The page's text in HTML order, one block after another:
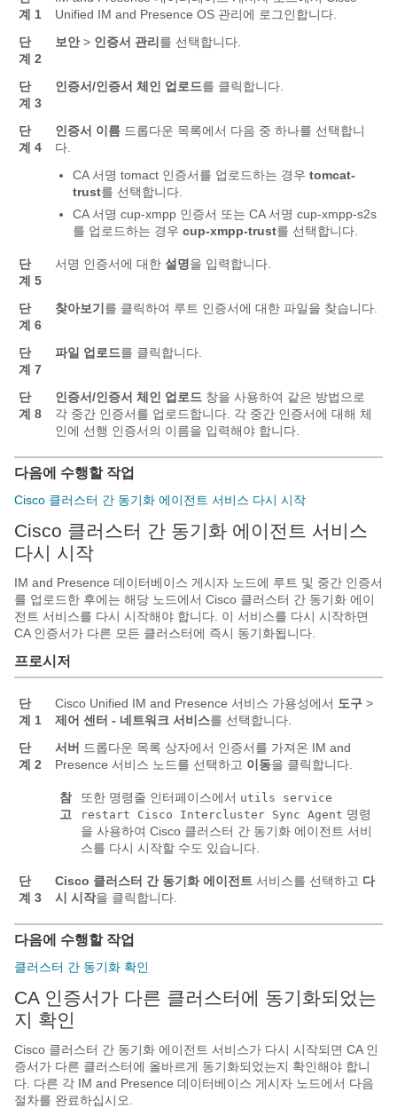
계 1
Unified IM and Presence OS 관리에 로그인합니다.
단
계 2
보안> 인증서 관리 를 선택합니다.
단
계 3
인증서/인증서 체인 업로드를 클릭합니다.
단
계 4
인증서 이름 드롭다운 목록에서 다음 중 하나를 선택합니
다.
CA 서명 tomact 인증서를 업로드하는 경우 tomcat-
trust를 선택합니다.
CA 서명 cup-xmpp 인증서 또는 CA 서명 cup-xmpp-s2s
를 업로드하는 경우 cup-xmpp-trust를 선택합니다.
단
계 5
서명 인증서에 대한 설명을 입력합니다.
단
계 6
찾아보기 를 클릭하여 루트 인증서에 대한 파일을 찾습니다.
단
계 7
파일 업로드를 클릭합니다.
단
계 8
인증서/인증서 체인 업로드 창을 사용하여 같은 방법으로
각 중간 인증서를 업로드합니다. 각 중간 인증서에 대해 체
인에 선행 인증서의 이름을 입력해야 합니다.
다음에 수행할 작업
Cisco 클러스터 간 동기화 에이전트 서비스 다시 시작
Cisco 클러스터 간 동기화 에이전트 서비스
다시 시작
IM and Presence 데이터베이스 게시자 노드에 루트 및 중간 인증서
를 업로드한 후에는 해당 노드에서 Cisco 클러스터 간 동기화 에이
전트 서비스를 다시 시작해야 합니다. 이 서비스를 다시 시작하면
CA 인증서가 다른 모든 클러스터에 즉시 동기화됩니다.
프로시저
단
계 1
Cisco Unified IM and Presence 서비스 가용성에서 도구 >
제어 센터 - 네트워크 서비스를 선택합니다.
단
계 2
서버 드롭다운 목록 상자에서 인증서를 가져온 IM and
Presence 서비스 노드를 선택하고 이동을 클릭합니다.
참
고
또한 명령줄 인터페이스에서 utils service
restart Cisco Intercluster Sync Agent 명령
을 사용하여 Cisco 클러스터 간 동기화 에이전트 서비
스를 다시 시작할 수도 있습니다.
단
계 3
Cisco 클러스터 간 동기화 에이전트 서비스를 선택하고 다
시 시작을 클릭합니다.
다음에 수행할 작업
클러스터 간 동기화 확인
CA 인증서가 다른 클러스터에 동기화되었는
지 확인
Cisco 클러스터 간 동기화 에이전트 서비스가 다시 시작되면 CA 인
증서가 다른 클러스터에 올바르게 동기화되었는지 확인해야 합니
다. 다른 각 IM and Presence 데이터베이스 게시자 노드에서 다음
절차를 완료하십시오.